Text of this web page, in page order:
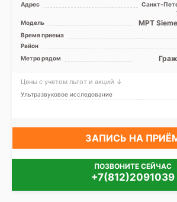
Адрес
Санкт-
Модель
МРТ
GE
Время приема
Район
Метро рядом
Цены с учетом льгот и акций ↓
Ультразвуковое исследование
ЗАПИСЬ НА
ПОЗВОНИТЕ СЕЙЧАС
+7(812)2091039